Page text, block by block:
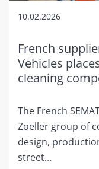
10.02.2026
French
Vehicles
cleaning
The French
Zoeller group of
design,
street…